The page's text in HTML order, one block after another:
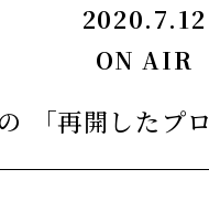
2020.7.12
ON AIR
「再開したプ